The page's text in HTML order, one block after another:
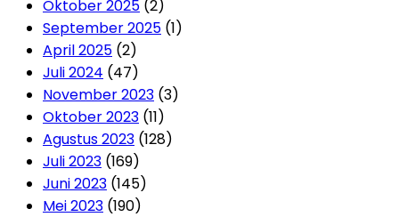
Oktober 2025 (2)
September 2025 (1)
April 2025 (2)
Juli 2024 (47)
November 2023 (3)
Oktober 2023 (11)
Agustus 2023 (128)
Juli 2023 (169)
Juni 2023 (145)
Mei 2023 (190)